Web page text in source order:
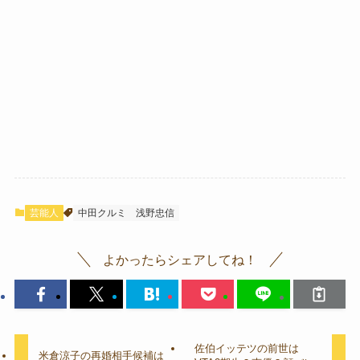
芸能人 中田クルミ 浅野忠信
よかったらシェアしてね！
米倉涼子の再婚相手候補は
佐伯イッテツの前世は